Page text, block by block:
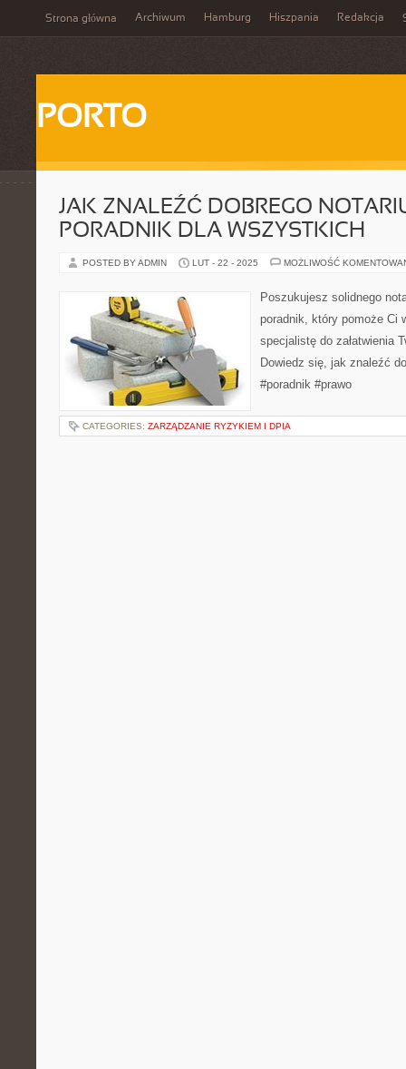
Strona główna Archiwum Hamburg Hiszpania Redakcja
PORTO
JAK ZNALEŹĆ DOBREGO
PORADNIK DLA WSZYSTKICH
POSTED BY ADMIN LUT - 22 - 2025 MOŻLIWOŚĆ
Poszukujesz solidnego
poradnik, który pomoże Ci
specjalistę do załatwienia
Dowiedz się, jak znaleźć
#poradnik #prawo
CATEGORIES: ZARZĄDZANIE RYZYKIEM I DPIA